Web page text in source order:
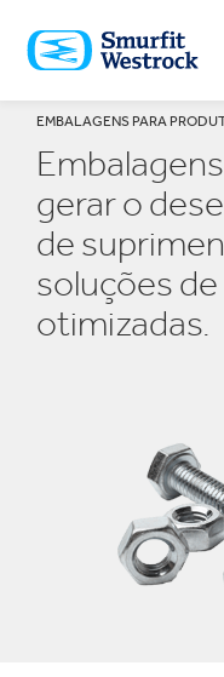
PARA
O
CONTEÚDO
EMBALAGENS PARA
gerar o
de
soluções
otimizadas.